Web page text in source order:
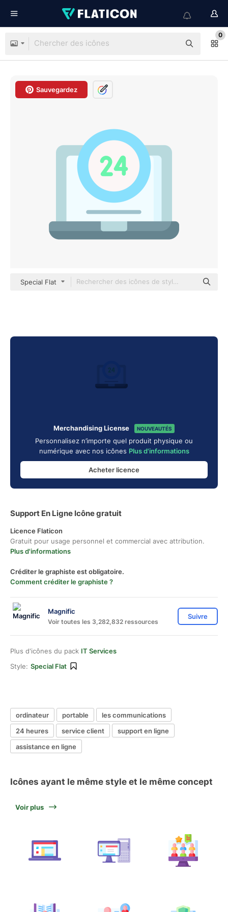
0
Sauvegardez
Special Flat
Merchandising License NOUVEAUTÉS
Personnalisez n’importe quel produit physique ou
numérique avec nos icônes Plus d'informations
Acheter licence
Support En Ligne Icône gratuit
Licence Flaticon
Gratuit pour usage personnel et commercial avec attribution.
Plus d'informations
Créditer le graphiste est obligatoire.
Comment créditer le graphiste ?
Magnific
Voir toutes les 3,282,832 ressources
Suivre
Plus d'icônes du pack IT Services
Style: Special Flat
ordinateur portable
les communications
24 heures
service client
support en ligne
assistance en ligne
Icônes ayant le même style et le même concept
Voir plus